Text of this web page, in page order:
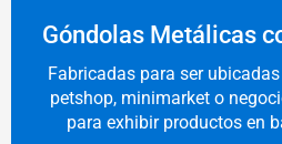
Góndolas Metálicas
Fabricadas para ser
petshop, minimarket o
para exhibir productos en